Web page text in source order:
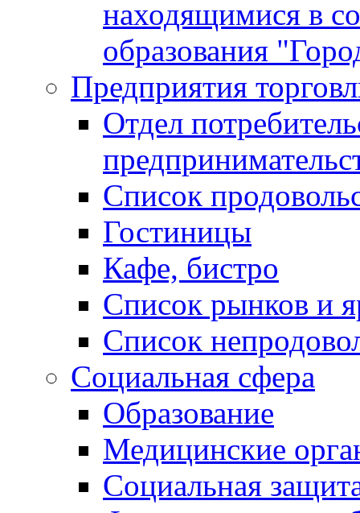
находящимися в
образования
Предприятия
Отдел
Список
Гостиницы
Кафе, бистро
Cписок рынков и
Список
Социальная сфера
Образование
Медицинские
Социальная